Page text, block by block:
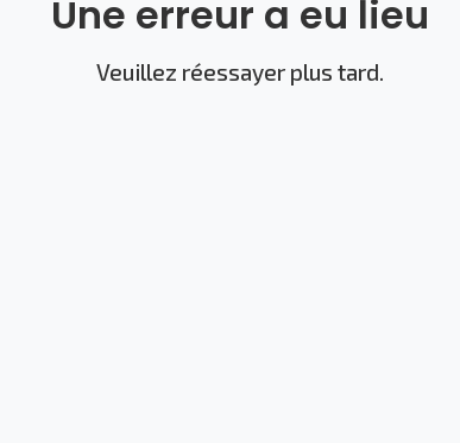
Une erreur a eu lieu
Veuillez réessayer plus tard.